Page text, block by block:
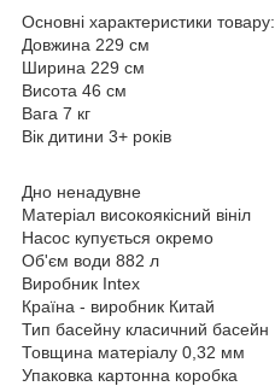
Основні характеристики товару:
Довжина 229 см
Ширина 229 см
Висота 46 см
Вага 7 кг
Вік дитини 3+ років
Дно ненадувне
Матеріал високоякісний вініл
Насос купується окремо
Об'єм води 882 л
Виробник Intex
Країна - виробник Китай
Тип басейну класичний басейн
Товщина матеріалу 0,32 мм
Упаковка картонна коробка